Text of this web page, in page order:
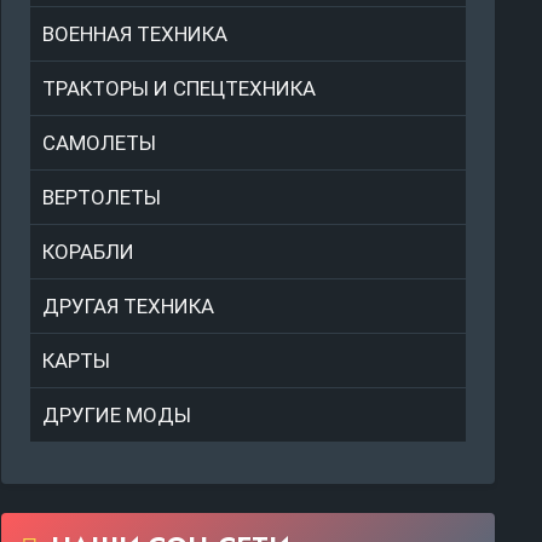
ВОЕННАЯ ТЕХНИКА
ТРАКТОРЫ И СПЕЦТЕХНИКА
САМОЛЕТЫ
ВЕРТОЛЕТЫ
КОРАБЛИ
ДРУГАЯ ТЕХНИКА
КАРТЫ
ДРУГИЕ МОДЫ